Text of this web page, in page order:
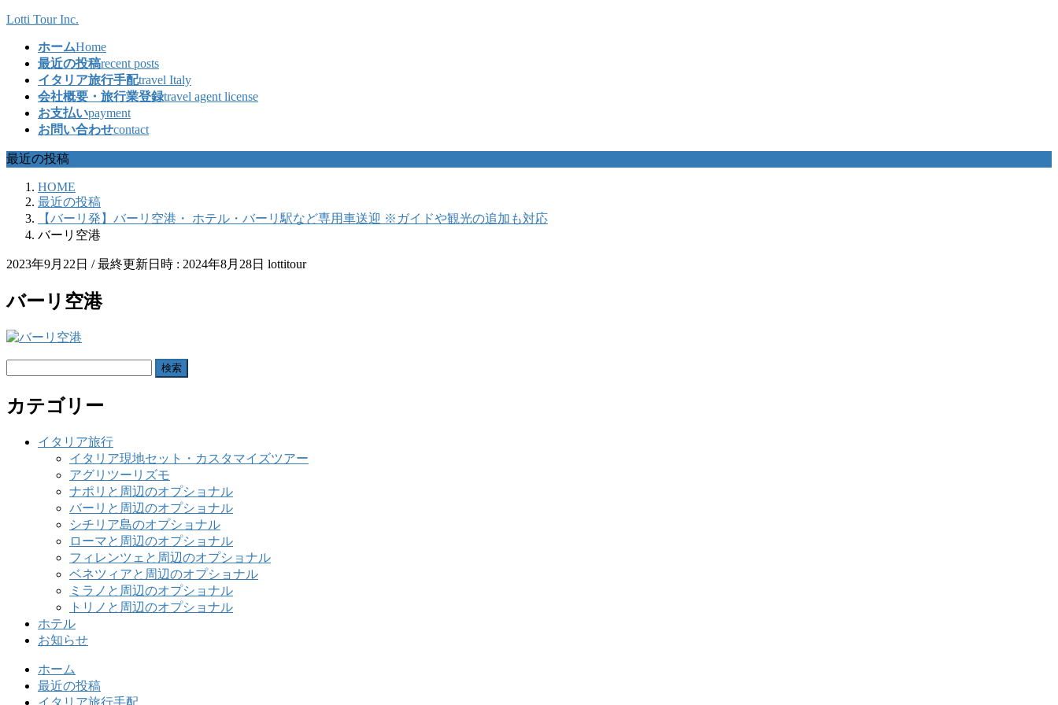
コ
ッ
プ
ナ
移
動
Lotti Tour Inc.
ホームHome
最近の投稿recent posts
イタリア旅行手配travel Italy
会社概要・旅行業登録travel agent license
お支払いpayment
お問い合わせcontact
最近の投稿
HOME
最近の投稿
【バーリ発】バーリ空港・ ホテル・バーリ駅など専用車送迎 ※ガイドや観光の追加も対応
バーリ空港
2023年9月22日 / 最終更新日時 : 2024年8月28日 lottitour
バーリ空港
カテゴリー
イタリア旅行
イタリア現地セット・カスタマイズツアー
アグリツーリズモ
ナポリと周辺のオプショナル
バーリと周辺のオプショナル
シチリア島のオプショナル
ローマと周辺のオプショナル
フィレンツェと周辺のオプショナル
ベネツィアと周辺のオプショナル
ミラノと周辺のオプショナル
トリノと周辺のオプショナル
ホテル
お知らせ
ホーム
最近の投稿
イタリア旅行手配